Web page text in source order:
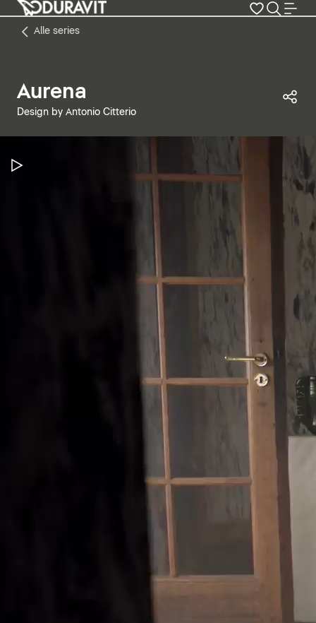
Alle series
Aurena
Design by Antonio Citterio
Video pauzeren